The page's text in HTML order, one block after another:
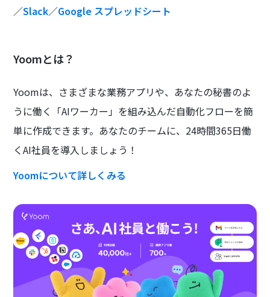
／Slack／Google スプレッドシート
Yoomとは？
Yoomは、さまざまな業務アプリや、あなたの秘書のよ
うに働く「AIワーカー」を組み込んだ自動化フローを簡
単に作成できます。あなたのチームに、24時間365日働
くAI社員を導入しましょう！
Yoomについて詳しくみる